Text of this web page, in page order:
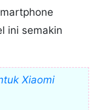
ini semakin
Xiaomi